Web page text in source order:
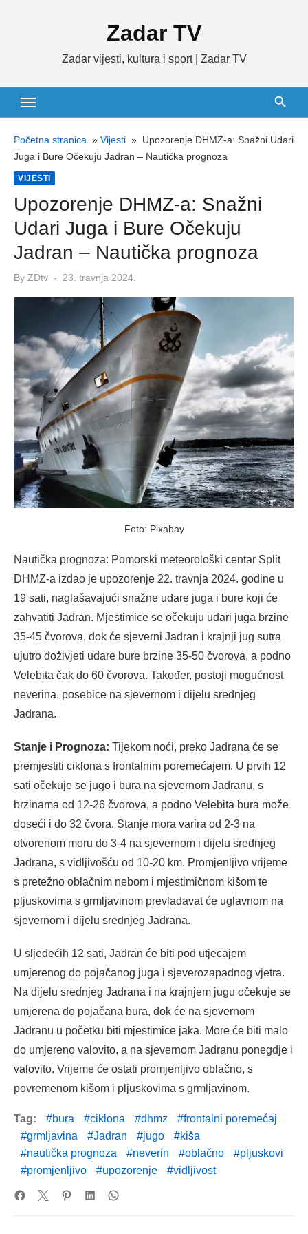
Zadar TV
Zadar vijesti, kultura i sport | Zadar TV
Početna stranica » Vijesti » Upozorenje DHMZ-a: Snažni Udari
Juga i Bure Očekuju Jadran – Nautička prognoza
VIJESTI
Upozorenje DHMZ-a: Snažni
Udari Juga i Bure Očekuju
Jadran – Nautička prognoza
By ZDtv
Posted
23. travnja 2024.
Foto: Pixabay
Nautička prognoza: Pomorski meteorološki centar Split
DHMZ-a izdao je upozorenje 22. travnja 2024. godine u
19 sati, naglašavajući snažne udare juga i bure koji će
zahvatiti Jadran. Mjestimice se očekuju udari juga brzine
35-45 čvorova, dok će sjeverni Jadran i krajnji jug sutra
ujutro doživjeti udare bure brzine 35-50 čvorova, a podno
Velebita čak do 60 čvorova. Također, postoji mogućnost
neverina, posebice na sjevernom i dijelu srednjeg
Jadrana.
Stanje i Prognoza: Tijekom noći, preko Jadrana će se
premjestiti ciklona s frontalnim poremećajem. U prvih 12
sati očekuje se jugo i bura na sjevernom Jadranu, s
brzinama od 12-26 čvorova, a podno Velebita bura može
doseći i do 32 čvora. Stanje mora varira od 2-3 na
otvorenom moru do 3-4 na sjevernom i dijelu srednjeg
Jadrana, s vidljivošću od 10-20 km. Promjenljivo vrijeme
s pretežno oblačnim nebom i mjestimičnom kišom te
pljuskovima s grmljavinom prevladavat će uglavnom na
sjevernom i dijelu srednjeg Jadrana.
U sljedećih 12 sati, Jadran će biti pod utjecajem
umjerenog do pojačanog juga i sjeverozapadnog vjetra.
Na dijelu srednjeg Jadrana i na krajnjem jugu očekuje se
umjerena do pojačana bura, dok će na sjevernom
Jadranu u početku biti mjestimice jaka. More će biti malo
do umjereno valovito, a na sjevernom Jadranu ponegdje i
valovito. Vrijeme će ostati promjenljivo oblačno, s
povremenom kišom i pljuskovima s grmljavinom.
Tag: bura ciklona dhmz
frontalni poremećaj
grmljavina
Jadran jugo
kiša
nautička prognoza
neverin oblačno
pljuskovi
promjenljivo
upozorenje vidljivost